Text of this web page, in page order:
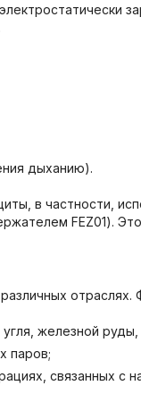
дыханию).
в частности,
FEZ01).
железной
паров;
связанных с